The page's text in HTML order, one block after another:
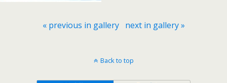
« previous in gallery next in gallery »
Back to top